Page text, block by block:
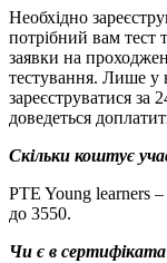
Необхідно
потрібний вам тест
заявки на
тестування. Лише у
зареєструватися за
доведеться
Скільки коштує
PTE Young learners
до 3550.
Чи є в сертифіката